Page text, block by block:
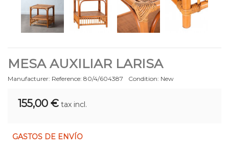
MESA AUXILIAR LARISA
Manufacturer: Reference: 80/4/604387 Condition: New
155,00 € tax incl.
GASTOS DE ENVÍO